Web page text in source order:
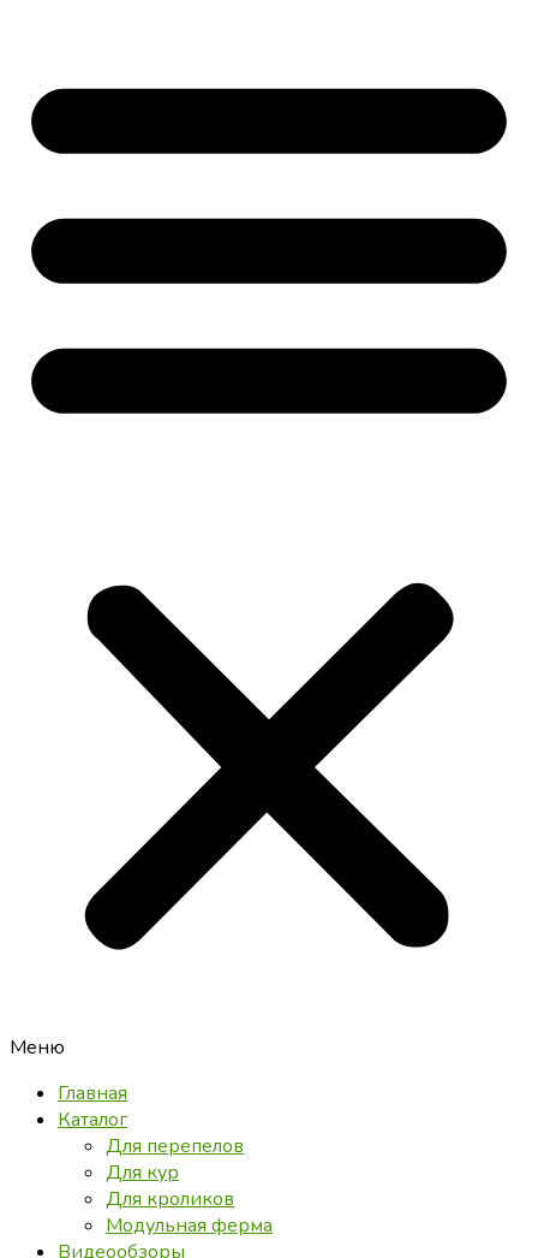
Меню
Главная
Каталог
Для перепелов
Для кур
Для кроликов
Модульная ферма
Видеообзоры